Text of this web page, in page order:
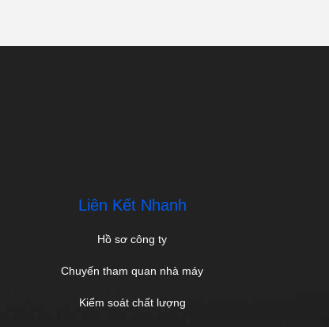
Liên Kết Nhanh
Hồ sơ công ty
Chuyến tham quan nhà máy
Kiểm soát chất lượng